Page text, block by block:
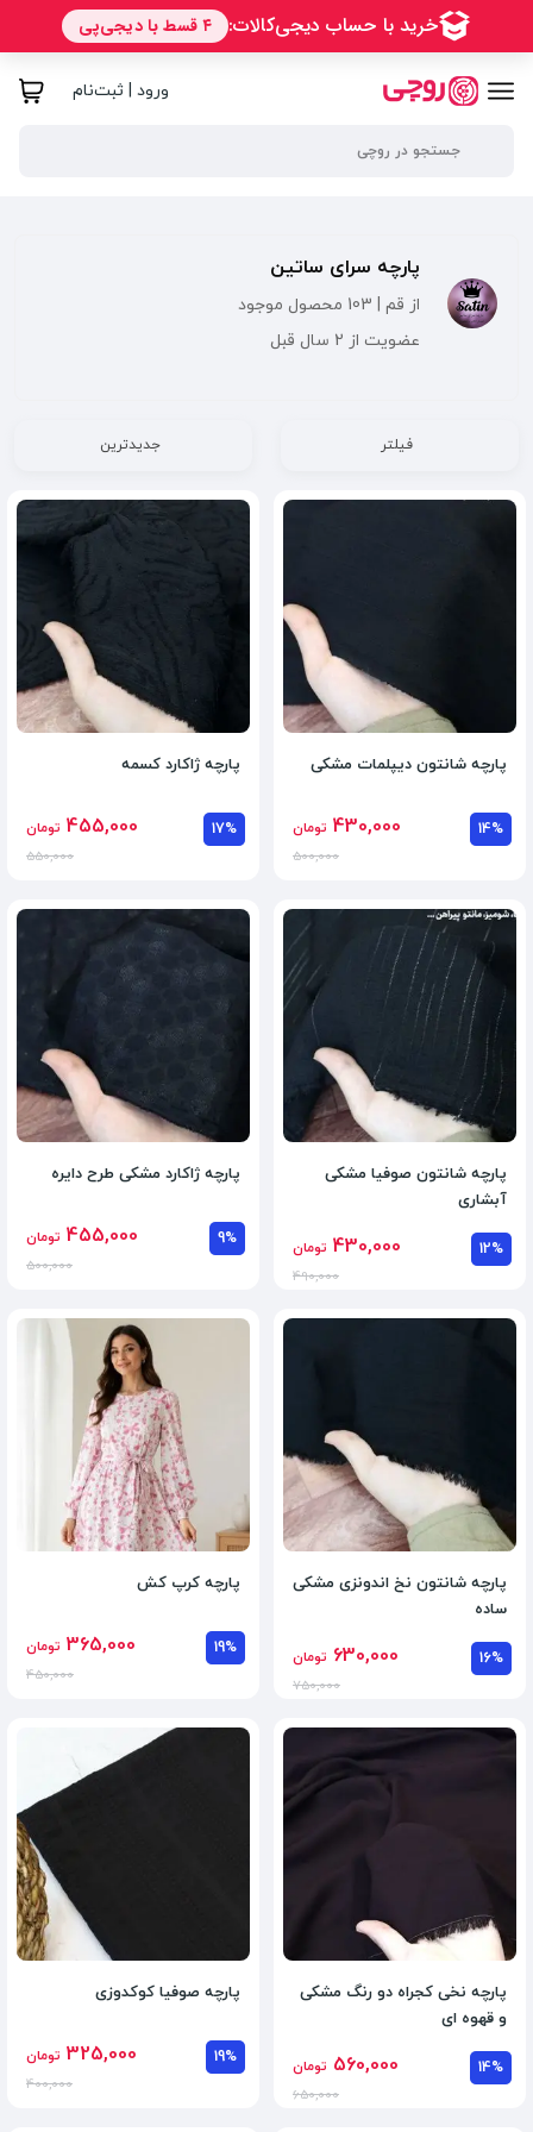
ورود | ثبت‌نام
پارچه سرای ساتین
از قم | 103 محصول موجود
عضویت از 2 سال قبل
فیلتر جدیدترین
پارچه شانتون دیپلمات مشکی
14%
430,000 تومان
500,000
پارچه ژاکارد کسمه
17%
455,000 تومان
550,000
پارچه شانتون صوفیا مشکی
آبشاری
12%
430,000 تومان
490,000
پارچه ژاکارد مشکی طرح دایره
9%
455,000 تومان
500,000
پارچه شانتون نخ اندونزی مشکی
ساده
16%
630,000 تومان
750,000
پارچه کرپ کش
19%
365,000 تومان
450,000
پارچه نخی کجراه دو رنگ مشکی
و قهوه ای
14%
560,000 تومان
650,000
پارچه صوفیا کوکدوزی
19%
325,000 تومان
400,000